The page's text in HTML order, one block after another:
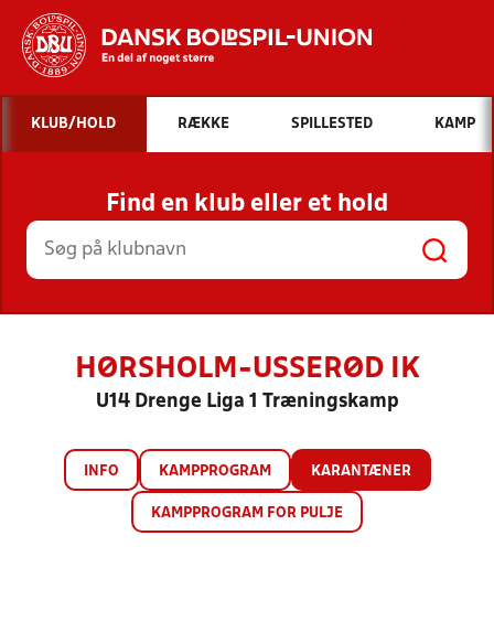
Hvad vil du søge efter?
INDHOLD OG NYHEDER
STILLINGER, RESULTATER, KLUBBER OG
HOLD
KLUB/HOLD RÆKKE SPILLESTED KAMP
Find en klub eller et hold
HØRSHOLM-USSERØD IK
U14 Drenge Liga 1 Træningskamp
INFO KAMPPROGRAM KARANTÆNER
KAMPPROGRAM FOR PULJE